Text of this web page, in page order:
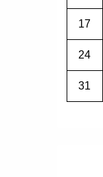
17
24
31